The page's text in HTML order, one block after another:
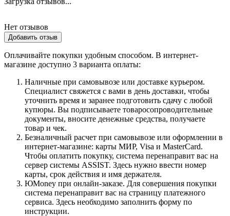
Нет отзывов
Добавить отзыв
Оплачивайте покупки удобным способом. В интернет-
магазине доступно 3 варианта оплаты:
Наличные при самовывозе или доставке курьером.
Специалист свяжется с вами в день доставки, чтобы
уточнить время и заранее подготовить сдачу с любой
купюры. Вы подписываете товаросопроводительные
документы, вносите денежные средства, получаете
товар и чек.
Безналичный расчет при самовывозе или оформлении в
интернет-магазине: карты МИР, Visa и MasterCard.
Чтобы оплатить покупку, система перенаправит вас на
сервер системы ASSIST. Здесь нужно ввести номер
карты, срок действия и имя держателя.
ЮMoney при онлайн-заказе. Для совершения покупки
система перенаправит вас на страницу платежного
сервиса. Здесь необходимо заполнить форму по
инструкции.